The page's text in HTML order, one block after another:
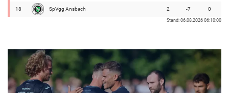
18 SpVgg Ansbach 2 -7 0
Stand: 06.08.2026 06:10:00